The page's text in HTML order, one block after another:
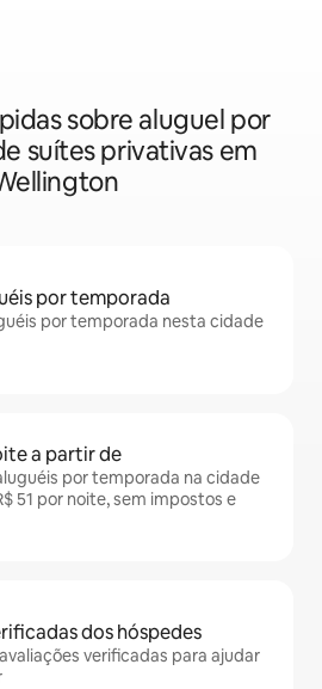
sobre aluguel por
suítes privativas em
por temporada
por temporada nesta cidade
a partir de
por temporada na cidade
51 por noite, sem impostos e
dos hóspedes
verificadas para ajudar